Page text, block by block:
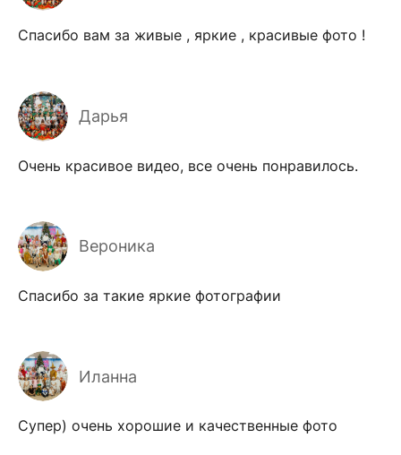
Спасибо вам за живые , яркие , красивые фото !
Дарья
Очень красивое видео, все очень понравилось.
Вероника
Спасибо за такие яркие фотографии
Иланна
Супер) очень хорошие и качественные фото